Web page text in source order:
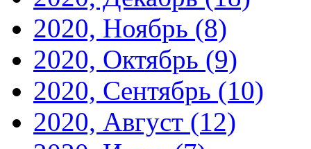
2020, Ноябрь (8)
2020, Октябрь (9)
2020, Сентябрь (10)
2020, Август (12)